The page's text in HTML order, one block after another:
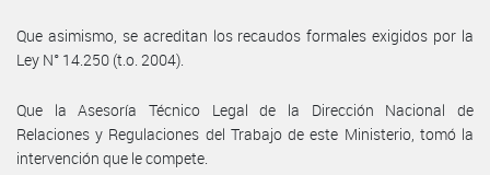
Que asimismo, se acreditan los recaudos formales exigidos por la
Ley N° 14.250 (t.o. 2004).
Que la Asesoría Técnico Legal de la Dirección Nacional de
Relaciones y Regulaciones del Trabajo de este Ministerio, tomó la
intervención que le compete.